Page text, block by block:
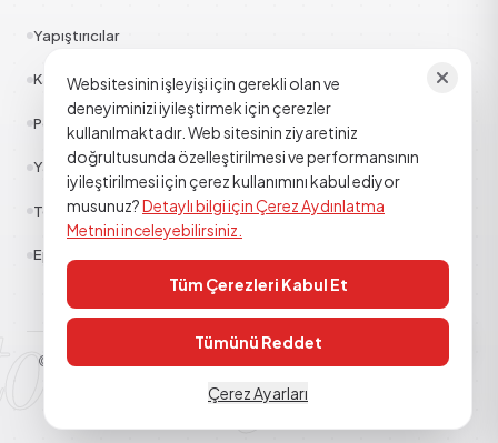
kimya
Yapıştırıcılar
Kauçuk
Polyester
Yapı Kimyasalları
Tekstil
Epoksi Poliüretan
© 2026 . Tüm hakları saklıdır.
TEKNIK DESTEK
Websitesinin işleyişi için gerekli olan ve
deneyiminizi iyileştirmek için çerezler
kullanılmaktadır. Web sitesinin ziyaretiniz
doğrultusunda özelleştirilmesi ve performansının
iyileştirilmesi için çerez kullanımını kabul ediyor
musunuz?Detaylı bilgi için Çerez Aydınlatma
Metnini inceleyebilirsiniz.
Tüm Çerezleri Kabul Et
Tümünü Reddet
Çerez Ayarları